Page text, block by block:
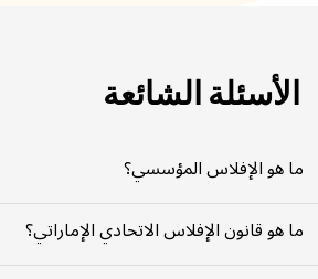
الأسئلة الشائعة
ما هو الإفلاس المؤسسي؟
الإفلاس المؤسسي هو عملية قانونية يمكن من خلالها
ديونها أن تسعى للحصول على إعفاء من بعض أو جميع
العملية في الإمارات العربية المتحدة بموجب قانون
ما هو قانون الإفلاس الاتحادي الإماراتي؟